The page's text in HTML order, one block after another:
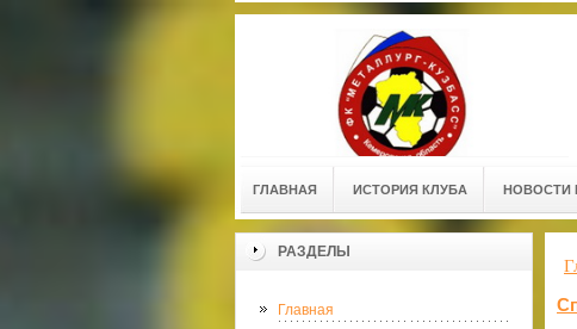
ГЛАВНАЯ ИСТОРИЯ КЛУБА НОВОСТИ
РАЗДЕЛЫ
Главная